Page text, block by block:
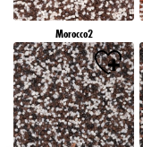
Morocco2